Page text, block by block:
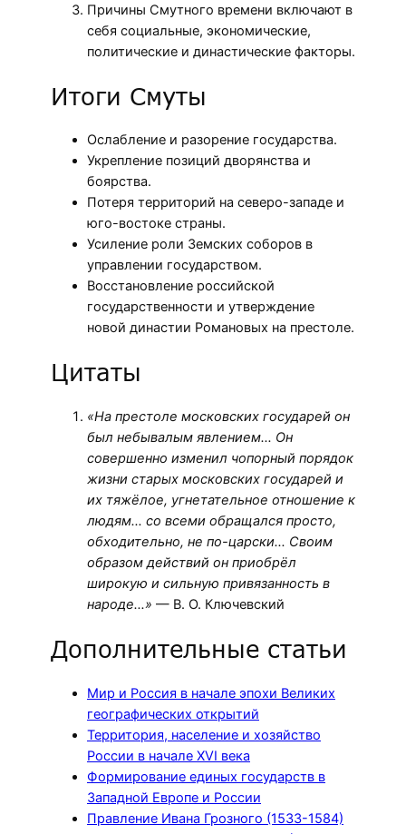
Причины Смутного времени включают в
себя социальные, экономические,
политические и династические факторы.
Итоги Смуты
Ослабление и разорение государства.
Укрепление позиций дворянства и
боярства.
Потеря территорий на северо-западе и
юго-востоке страны.
Усиление роли Земских соборов в
управлении государством.
Восстановление российской
государственности и утверждение
новой династии Романовых на престоле.
Цитаты
«На престоле московских государей он
был небывалым явлением… Он
совершенно изменил чопорный порядок
жизни старых московских государей и
их тяжёлое, угнетательное отношение к
людям… со всеми обращался просто,
обходительно, не по-царски… Своим
образом действий он приобрёл
широкую и сильную привязанность в
народе…» — В. О. Ключевский
Дополнительные статьи
Мир и Россия в начале эпохи Великих
географических открытий
Территория, население и хозяйство
России в начале XVI века
Формирование единых государств в
Западной Европе и России
Правление Ивана Грозного (1533-1584)